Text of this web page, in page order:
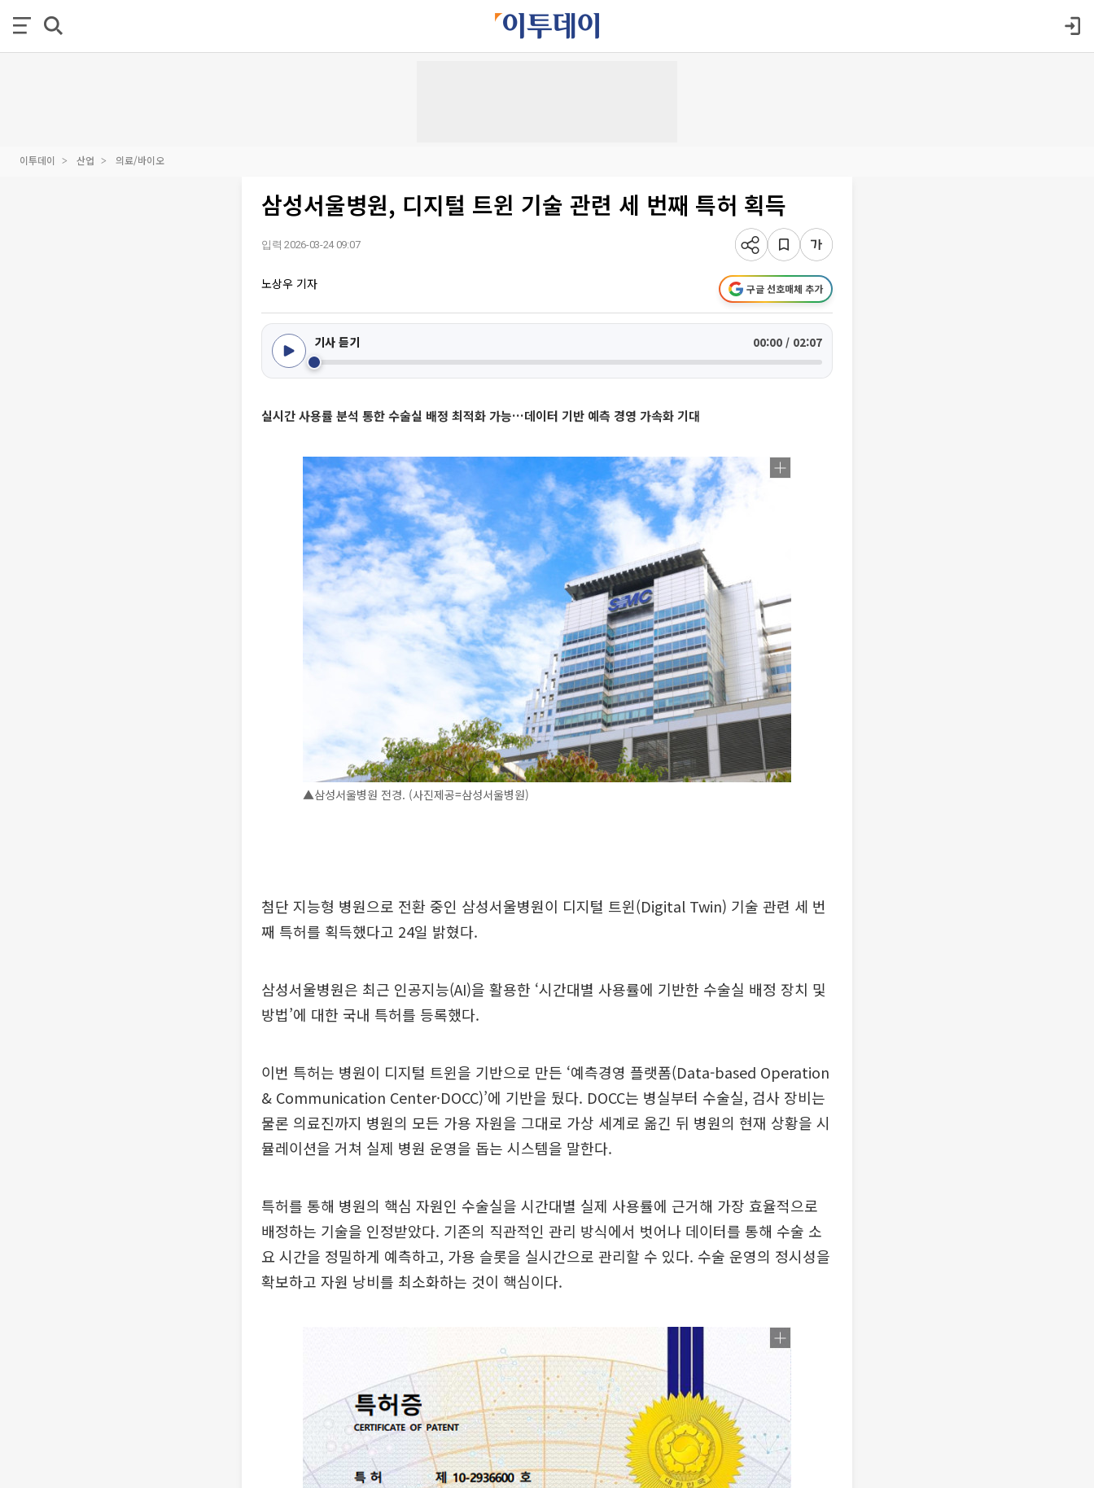
이투데이 산업 의료/바이오
삼성서울병원, 디지털 트윈 기술 관련 세 번째 특허 획득
입력 2026-03-24 09:07
노상우 기자 구글 선호매체 추가
기사 듣기 00:00 / 02:07
실시간 사용률 분석 통한 수술실 배정 최적화 가능…데이터 기반 예측 경영 가속화 기대
▲삼성서울병원 전경. (사진제공=삼성서울병원)
첨단 지능형 병원으로 전환 중인 삼성서울병원이 디지털 트윈(Digital Twin) 기술 관련 세 번
째 특허를 획득했다고 24일 밝혔다.
삼성서울병원은 최근 인공지능(AI)을 활용한 ‘시간대별 사용률에 기반한 수술실 배정 장치 및
방법’에 대한 국내 특허를 등록했다.
이번 특허는 병원이 디지털 트윈을 기반으로 만든 ‘예측경영 플랫폼(Data-based Operation
& Communication Center·DOCC)’에 기반을 뒀다. DOCC는 병실부터 수술실, 검사 장비는
물론 의료진까지 병원의 모든 가용 자원을 그대로 가상 세계로 옮긴 뒤 병원의 현재 상황을 시
뮬레이션을 거쳐 실제 병원 운영을 돕는 시스템을 말한다.
특허를 통해 병원의 핵심 자원인 수술실을 시간대별 실제 사용률에 근거해 가장 효율적으로
배정하는 기술을 인정받았다. 기존의 직관적인 관리 방식에서 벗어나 데이터를 통해 수술 소
요 시간을 정밀하게 예측하고, 가용 슬롯을 실시간으로 관리할 수 있다. 수술 운영의 정시성을
확보하고 자원 낭비를 최소화하는 것이 핵심이다.